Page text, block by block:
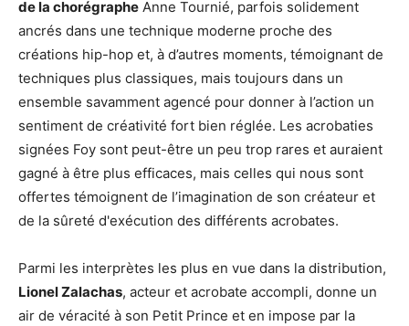
de la chorégraphe Anne Tournié, parfois solidement
ancrés dans une technique moderne proche des
créations hip-hop et, à d’autres moments, témoignant de
techniques plus classiques, mais toujours dans un
ensemble savamment agencé pour donner à l’action un
sentiment de créativité fort bien réglée. Les acrobaties
signées Foy sont peut-être un peu trop rares et auraient
gagné à être plus efficaces, mais celles qui nous sont
offertes témoignent de l’imagination de son créateur et
de la sûreté d'exécution des différents acrobates.
Parmi les interprètes les plus en vue dans la distribution,
Lionel Zalachas, acteur et acrobate accompli, donne un
air de véracité à son Petit Prince et en impose par la